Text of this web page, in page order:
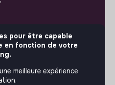
pour être capable
en fonction de votre
meilleure expérience